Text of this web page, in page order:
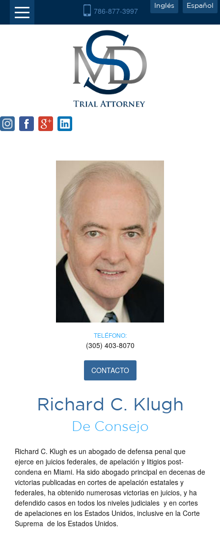
Inglés Español
786-877-3997
TELÉFONO:
(305) 403-8070
CONTACTO
Richard C. Klugh
De Consejo
Richard C. Klugh es un abogado de defensa penal que
ejerce en juicios federales, de apelación y litigios post-
condena en Miami. Ha sido abogado principal en decenas de
victorias publicadas en cortes de apelación estatales y
federales, ha obtenido numerosas victorias en juicios, y ha
defendido casos en todos los niveles judiciales y en cortes
de apelaciones en los Estados Unidos, inclusive en la Corte
Suprema de los Estados Unidos.